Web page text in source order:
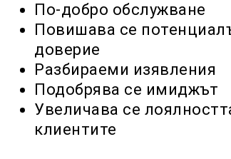
По-добро обслужване
Повишава се
доверие
Разбираеми изявления
Подобрява се имиджът
Увеличава се
клиентите